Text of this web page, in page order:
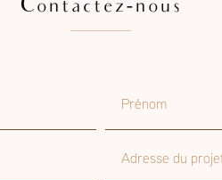
Contactez-nous
Prénom
Adresse du projet